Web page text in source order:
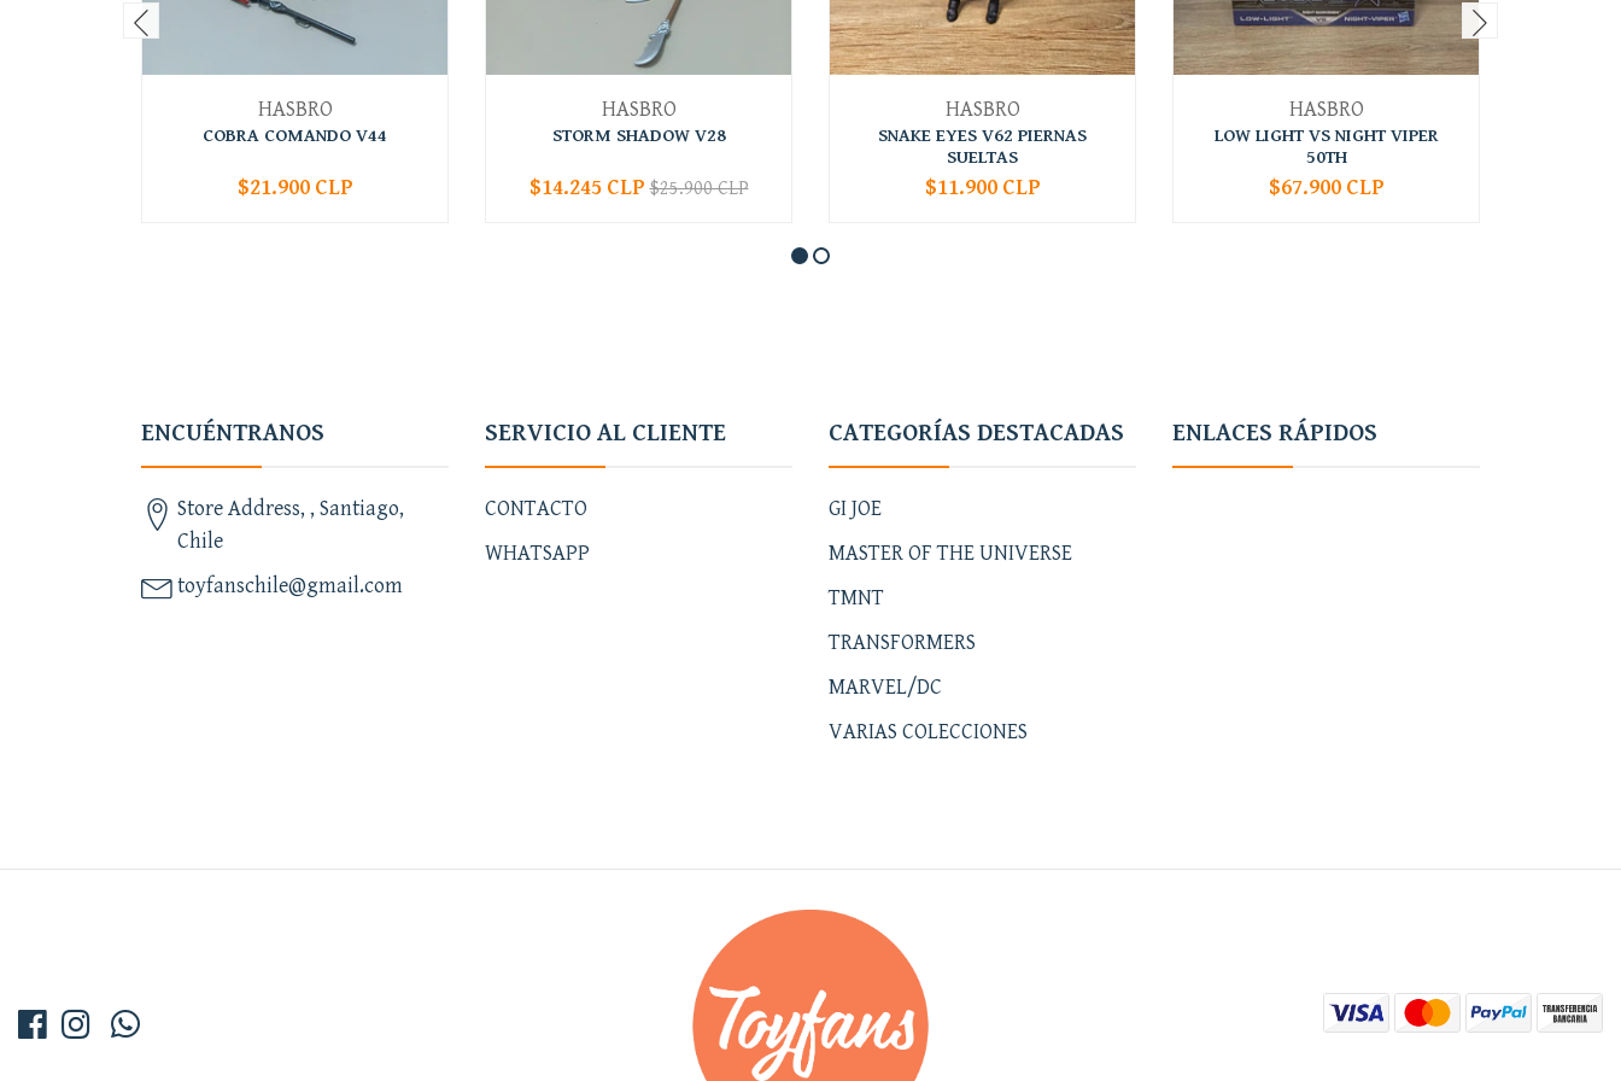
HASBRO
COBRA COMANDO V44
+
$21.900 CLP
HASBRO
STORM SHADOW V28
+
$14.245 CLP$25.900 CLP
HASBRO
SNAKE EYES V62 PIERNAS
SUELTAS
+
$11.900 CLP
HASBRO
LOW LIGHT VS NIGHT VIPER
50TH
+
$67.900 CLP
ENCUÉNTRANOS
Store Address, , Santiago,
Chile
toyfanschile@gmail.com
SERVICIO AL CLIENTE
CONTACTO
WHATSAPP
CATEGORÍAS DESTACADAS
GI JOE
MASTER OF THE UNIVERSE
TMNT
TRANSFORMERS
MARVEL/DC
VARIAS COLECCIONES
ENLACES RÁPIDOS